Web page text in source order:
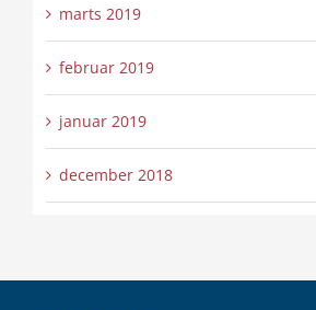
marts 2019
februar 2019
januar 2019
december 2018